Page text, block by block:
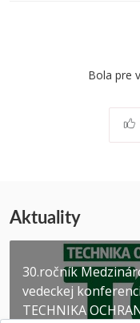
Bola pre
Aktuality
30.ročník
vedeckej
TECHNIKA